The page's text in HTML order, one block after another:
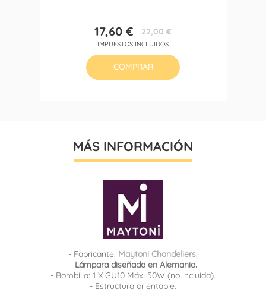
Precio
17,60 €Precio
base
22,00 €
IMPUESTOS INCLUIDOS
COMPRAR
MÁS INFORMACIÓN
- Fabricante: Maytoni Chandeliers.
- Lámpara diseñada en Alemania.
- Bombilla: 1 X GU10 Máx. 50W (no incluida).
- Estructura orientable.